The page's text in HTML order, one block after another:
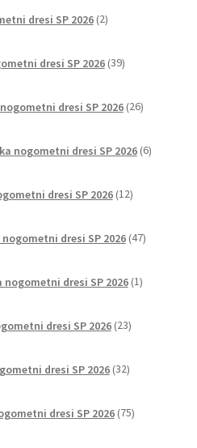
dresi SP 2026 2izdelka
dresi SP 2026 39izdelkov
dresi SP 2026 26izdelkov
nogometni dresi SP 2026 6izdelkov
dresi SP 2026 12izdelkov
dresi SP 2026 47izdelkov
nogometni dresi SP 2026 1izdelek
dresi SP 2026 23izdelkov
dresi SP 2026 32izdelkov
dresi SP 2026 75izdelkov